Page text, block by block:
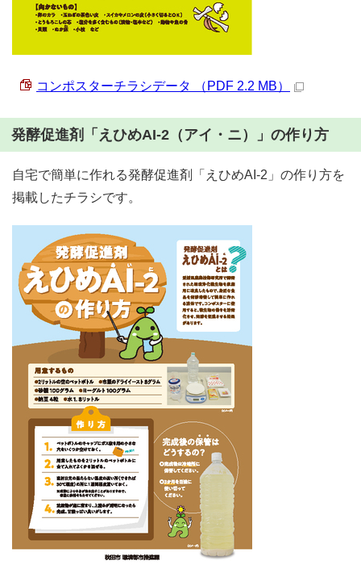
コンポスターチラシデータ （PDF 2.2 MB）
発酵促進剤「えひめAI-2（アイ・ニ）」の作り方
自宅で簡単に作れる発酵促進剤「えひめAI-2」の作り方を
掲載したチラシです。